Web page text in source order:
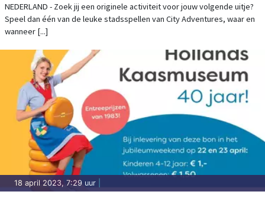
NEDERLAND - Zoek jij een originele activiteit voor jouw volgende uitje?
Speel dan één van de leuke stadsspellen van City Adventures, waar en
wanneer [...]
18 april 2023, 7:29 uur